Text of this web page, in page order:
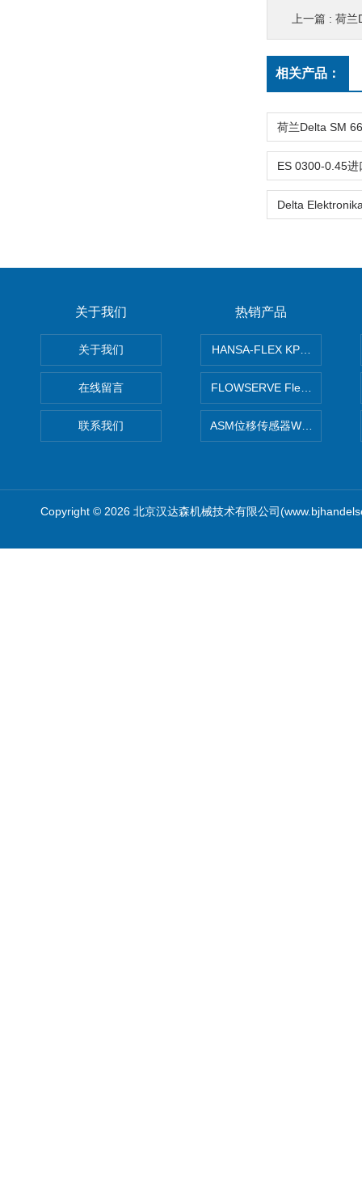
上一篇 : 荷兰
相关产品：
关于我们
关于我们
在线留言
联系我们
热销产品
HANSA-FLEX KP100P紧凑
FLOWSERVE Flex Wedge闸
ASM位移传感器WS10-750
Copyright © 2026 北京汉达森机械技术有限公司